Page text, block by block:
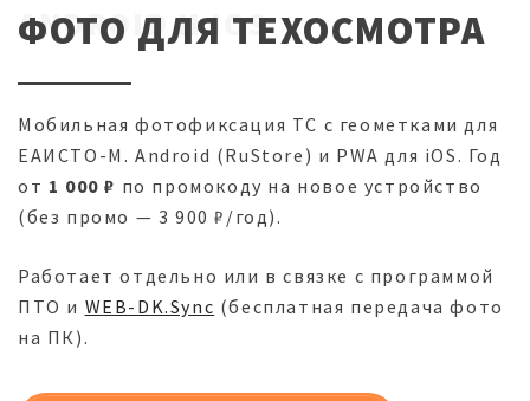
ФОТО ДЛЯ ТЕХОСМОТРА
ANDROID И IOS
Мобильная фотофиксация ТС с геометками для
ЕАИСТО-М. Android (RuStore) и PWA для iOS. Год
от 1 000 ₽ по промокоду на новое устройство
(без промо — 3 900 ₽/год).
Работает отдельно или в связке с программой
ПТО и WEB-DK.Sync (бесплатная передача фото
на ПК).